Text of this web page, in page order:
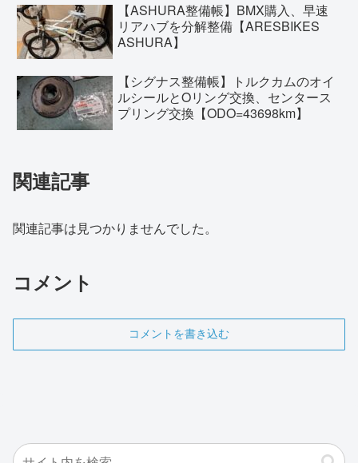
【ASHURA整備帳】BMX購入、早速
リアハブを分解整備【ARESBIKES
ASHURA】
【シグナス整備帳】トルクカムのオイ
ルシールとOリング交換、センタース
プリング交換【ODO=43698km】
関連記事
関連記事は見つかりませんでした。
コメント
コメントを書き込む